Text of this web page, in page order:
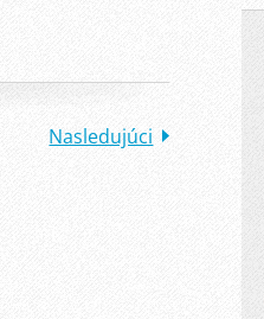
Nasledujúci